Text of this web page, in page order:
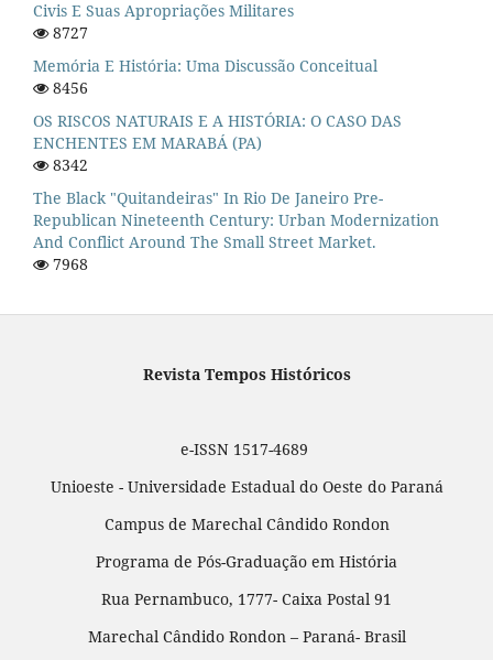
Civis E Suas Apropriações Militares
8727
Memória E História: Uma Discussão Conceitual
8456
OS RISCOS NATURAIS E A HISTÓRIA: O CASO DAS
ENCHENTES EM MARABÁ (PA)
8342
The Black "quitandeiras" In Rio De Janeiro Pre-
Republican Nineteenth Century: Urban Modernization
And Conflict Around The Small Street Market.
7968
Revista Tempos Históricos
e-ISSN 1517-4689
Unioeste - Universidade Estadual do Oeste do Paraná
Campus de Marechal Cândido Rondon
Programa de Pós-Graduação em História
Rua Pernambuco, 1777- Caixa Postal 91
Marechal Cândido Rondon – Paraná- Brasil